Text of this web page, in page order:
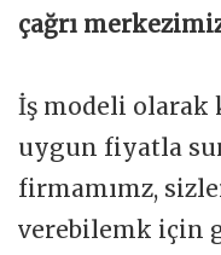
çağrı
İş modeli olarak
uygun fiyatla
firmamımz,
verebilemk için